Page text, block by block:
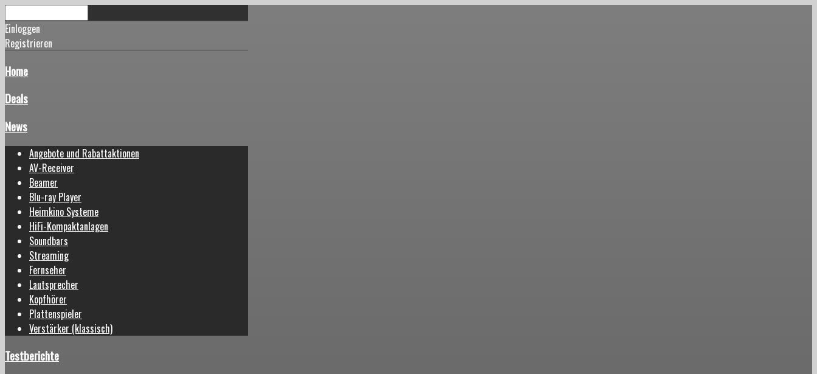
Einloggen
Registrieren
Home
Deals
News
Angebote und Rabattaktionen
AV-Receiver
Beamer
Blu-ray Player
Heimkino Systeme
HiFi-Kompaktanlagen
Soundbars
Streaming
Fernseher
Lautsprecher
Kopfhörer
Plattenspieler
Verstärker (klassisch)
Testberichte